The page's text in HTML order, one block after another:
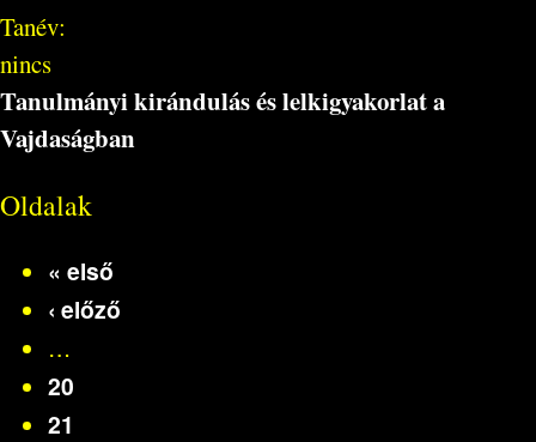
Tanév:
nincs
Tanulmányi kirándulás és lelkigyakorlat a
Vajdaságban
Oldalak
« első
‹ előző
…
20
21